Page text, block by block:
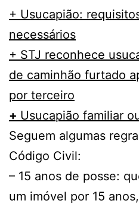
+ Usucapião:
necessários
+ STJ reconhece
de caminhão furtado
por terceiro
+ Usucapião familiar
Seguem algumas
Código Civil:
– 15 anos de posse:
um imóvel por 15